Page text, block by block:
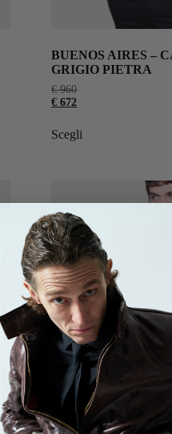
BUENOS AIRES –
GRIGIO PIETRA
€960
€ 672
Scegli